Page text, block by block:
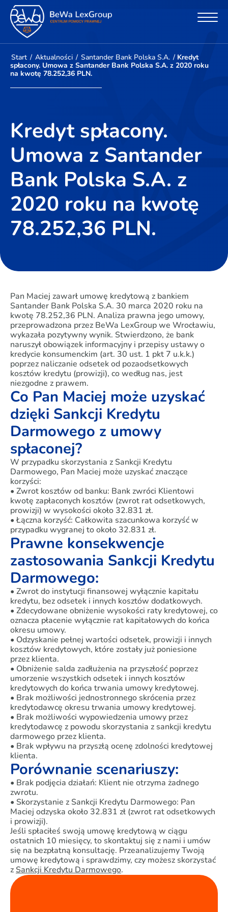
Start / Aktualności / Santander Bank Polska S.A. / Kredyt
spłacony. Umowa z Santander Bank Polska S.A. z 2020 roku
na kwotę 78.252,36 PLN.
Kredyt spłacony.
Umowa z Santander
Bank Polska S.A. z
2020 roku na kwotę
78.252,36 PLN.
Pan Maciej zawarł umowę kredytową z bankiem
Santander Bank Polska S.A. 30 marca 2020 roku na
kwotę 78.252,36 PLN. Analiza prawna jego umowy,
przeprowadzona przez BeWa LexGroup we Wrocławiu,
wykazała pozytywny wynik. Stwierdzono, że bank
naruszył obowiązek informacyjny i przepisy ustawy o
kredycie konsumenckim (art. 30 ust. 1 pkt 7 u.k.k.)
poprzez naliczanie odsetek od pozaodsetkowych
kosztów kredytu (prowizji), co według nas, jest
niezgodne z prawem.
Co Pan Maciej może uzyskać
dzięki Sankcji Kredytu
Darmowego z umowy
spłaconej?
W przypadku skorzystania z Sankcji Kredytu
Darmowego, Pan Maciej może uzyskać znaczące
korzyści:
• Zwrot kosztów od banku: Bank zwróci Klientowi
kwotę zapłaconych kosztów (zwrot rat odsetkowych,
prowizji) w wysokości około 32.831 zł.
• Łączna korzyść: Całkowita szacunkowa korzyść w
przypadku wygranej to około 32.831 zł.
Prawne konsekwencje
zastosowania Sankcji Kredytu
Darmowego:
• Zwrot do instytucji finansowej wyłącznie kapitału
kredytu, bez odsetek i innych kosztów dodatkowych.
• Zdecydowane obniżenie wysokości raty kredytowej, co
oznacza płacenie wyłącznie rat kapitałowych do końca
okresu umowy.
• Odzyskanie pełnej wartości odsetek, prowizji i innych
kosztów kredytowych, które zostały już poniesione
przez klienta.
• Obniżenie salda zadłużenia na przyszłość poprzez
umorzenie wszystkich odsetek i innych kosztów
kredytowych do końca trwania umowy kredytowej.
• Brak możliwości jednostronnego skrócenia przez
kredytodawcę okresu trwania umowy kredytowej.
• Brak możliwości wypowiedzenia umowy przez
kredytodawcę z powodu skorzystania z sankcji kredytu
darmowego przez klienta.
• Brak wpływu na przyszłą ocenę zdolności kredytowej
klienta.
Porównanie scenariuszy:
• Brak podjęcia działań: Klient nie otrzyma żadnego
zwrotu.
• Skorzystanie z Sankcji Kredytu Darmowego: Pan
Maciej odzyska około 32.831 zł (zwrot rat odsetkowych
i prowizji).
Jeśli spłaciłeś swoją umowę kredytową w ciągu
ostatnich 10 miesięcy, to skontaktuj się z nami i umów
się na bezpłatną konsultację. Przeanalizujemy Twoją
umowę kredytową i sprawdzimy, czy możesz skorzystać
z Sankcji Kredytu Darmowego.